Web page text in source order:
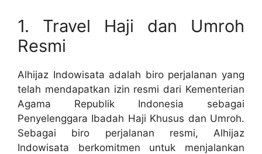
1. Travel Haji dan Umroh
Resmi
Alhijaz Indowisata adalah biro perjalanan yang
telah mendapatkan izin resmi dari Kementerian
Agama Republik Indonesia sebagai
Penyelenggara Ibadah Haji Khusus dan Umroh.
Sebagai biro perjalanan resmi, Alhijaz
Indowisata berkomitmen untuk menjalankan